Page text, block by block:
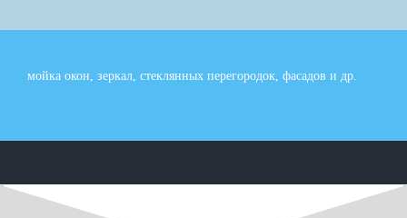
мойка окон, зеркал, стеклянных перегородок, фасадов и др.